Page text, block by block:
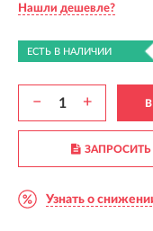
Нашли дешевле?
ЕСТЬ В НАЛИЧИИ
− +
Узнать о